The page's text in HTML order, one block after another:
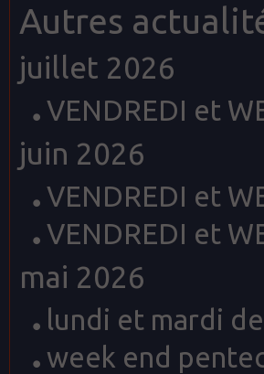
Autres
juillet 2026
VENDREDI et
juin 2026
VENDREDI et
VENDREDI et
mai 2026
lundi et mardi
week end